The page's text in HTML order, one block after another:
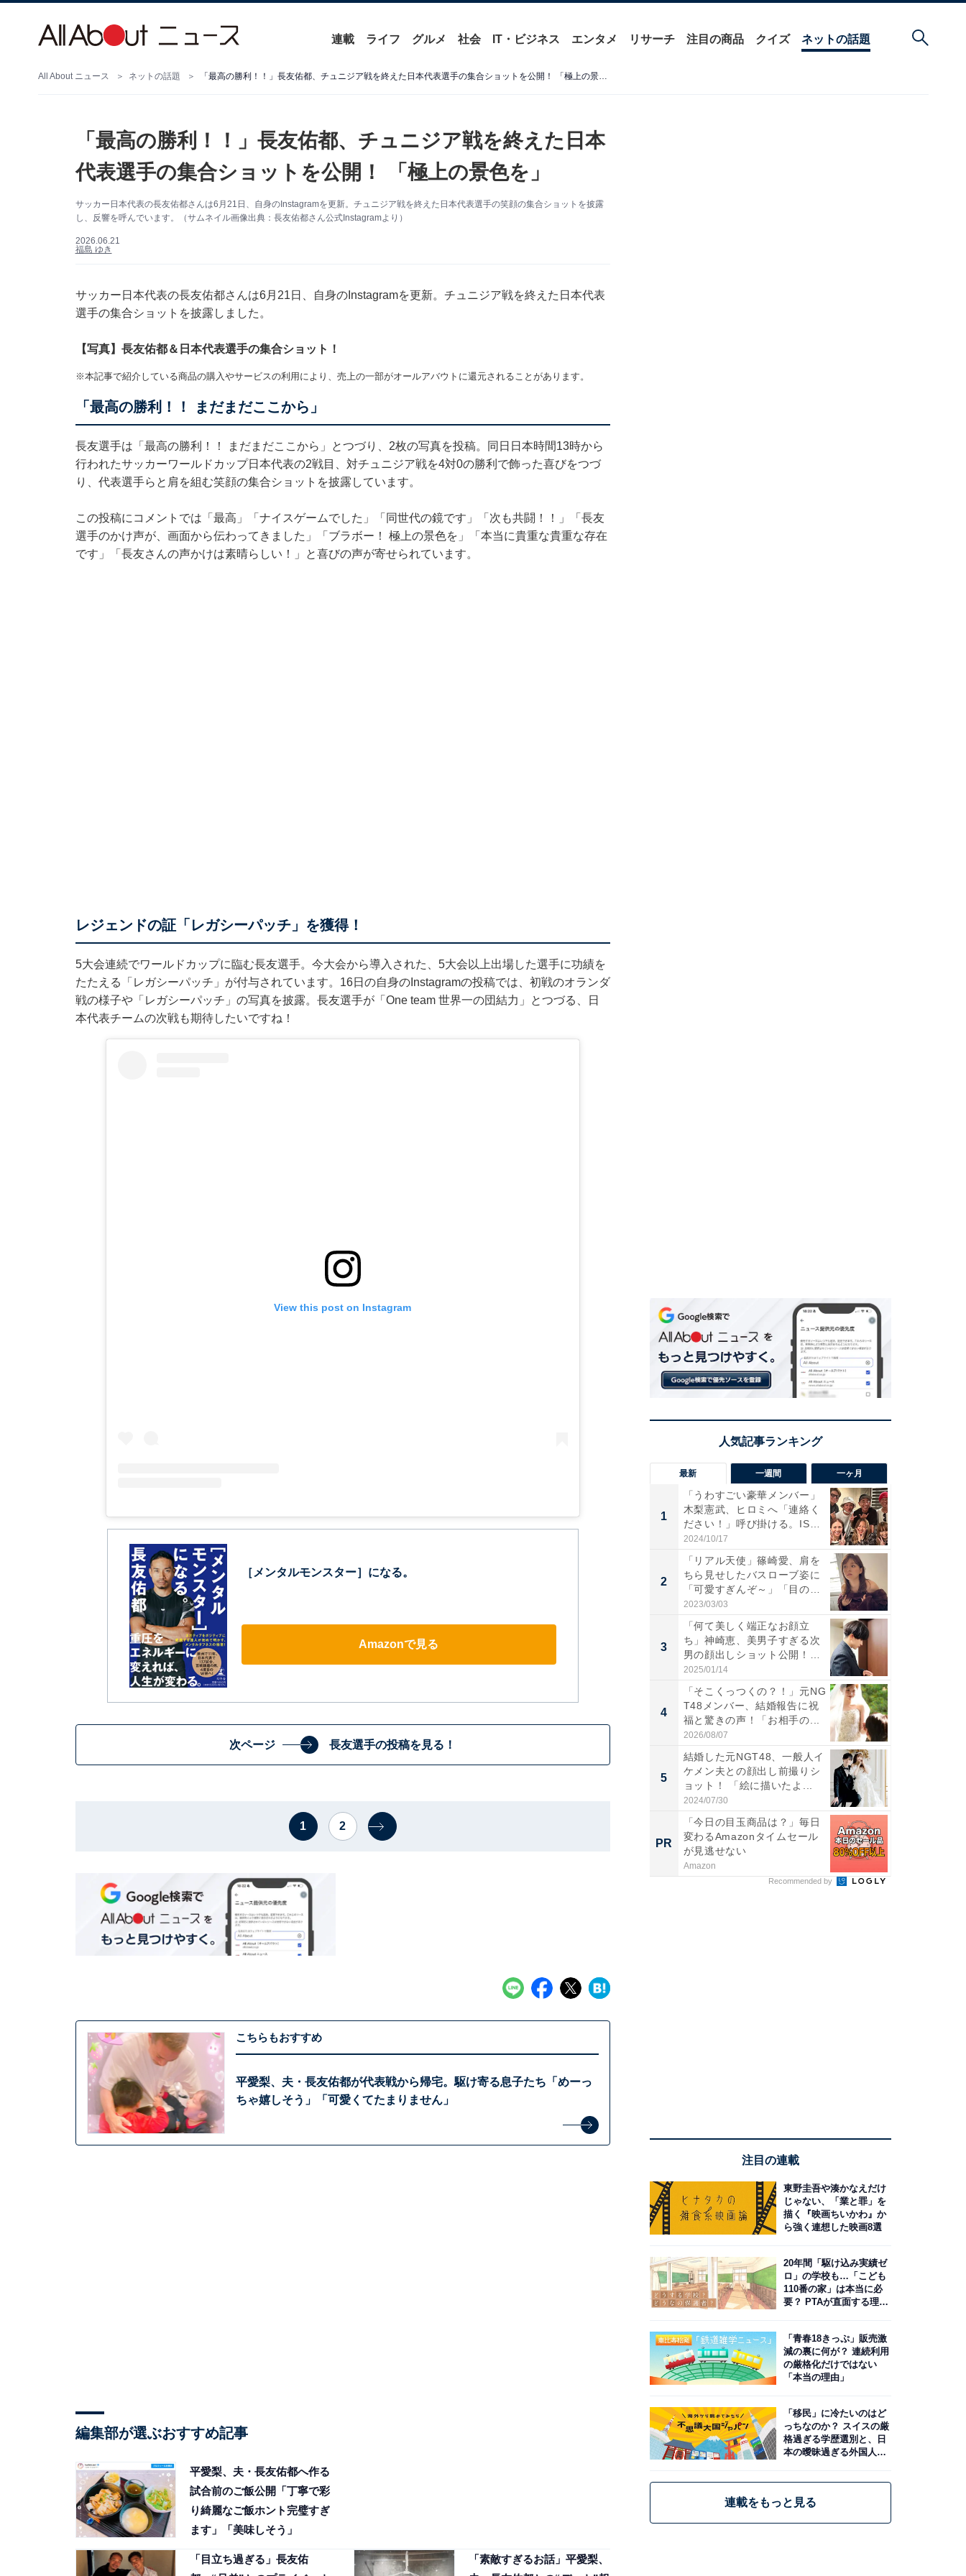
連載 ライフ グルメ 社会 IT・ビジネス エンタメ リサーチ 注目の商品 クイズ ネットの話題
All About ニュース ネットの話題 「最高の勝利！！」長友佑都、チュニジア戦を終えた日本代表選手の集合ショットを公開！ 「極上の景色を」
「最高の勝利！！」長友佑都、チュニジア戦を終えた日本
代表選手の集合ショットを公開！ 「極上の景色を」
サッカー日本代表の長友佑都さんは6月21日、自身のInstagramを更新。チュニジア戦を終えた日本代表選手の笑顔の集合ショットを披露
し、反響を呼んでいます。（サムネイル画像出典：長友佑都さん公式Instagramより）
2026.06.21
福島 ゆき
サッカー日本代表の長友佑都さんは6月21日、自身のInstagramを更新。チュニジア戦を終えた日本代表
選手の集合ショットを披露しました。
【写真】長友佑都＆日本代表選手の集合ショット！
※本記事で紹介している商品の購入やサービスの利用により、売上の一部がオールアバウトに還元されることがあります。
「最高の勝利！！ まだまだここから」
長友選手は「最高の勝利！！ まだまだここから」とつづり、2枚の写真を投稿。同日日本時間13時から
行われたサッカーワールドカップ日本代表の2戦目、対チュニジア戦を4対0の勝利で飾った喜びをつづ
り、代表選手らと肩を組む笑顔の集合ショットを披露しています。
この投稿にコメントでは「最高」「ナイスゲームでした」「同世代の鏡です」「次も共闘！！」「長友
選手のかけ声が、画面から伝わってきました」「ブラボー！ 極上の景色を」「本当に貴重な貴重な存在
です」「長友さんの声かけは素晴らしい！」と喜びの声が寄せられています。
レジェンドの証「レガシーパッチ」を獲得！
5大会連続でワールドカップに臨む長友選手。今大会から導入された、5大会以上出場した選手に功績を
たたえる「レガシーパッチ」が付与されています。16日の自身のInstagramの投稿では、初戦のオランダ
戦の様子や「レガシーパッチ」の写真を披露。長友選手が「One team 世界一の団結力」とつづる、日
本代表チームの次戦も期待したいですね！
View this post on Instagram
［メンタルモンスター］になる。
Amazonで見る
次ページ 長友選手の投稿を見る！
1 2
こちらもおすすめ
平愛梨、夫・長友佑都が代表戦から帰宅。駆け寄る息子たち「めーっ
ちゃ嬉しそう」「可愛くてたまりません」
編集部が選ぶおすすめ記事
平愛梨、夫・長友佑都へ作る
試合前のご飯公開「丁寧で彩
り綺麗なご飯ホント完璧すぎ
ます」「美味しそう」
「目立ち過ぎる」長友佑
「素敵すぎるお話」平愛梨、
最新 一週間 一ヶ月
1
「うわすごい豪華メンバー」
木梨憲武、ヒロミへ「連絡く
ださい！」呼び掛ける。IS
S...
2024/10/17
2
「リアル天使」篠崎愛、肩を
ちら見せしたバスローブ姿に
「可愛すぎんぞ～」「目の表
情...
2023/03/03
3
「何て美しく端正なお顔立
ち」神崎恵、美男子すぎる次
男の顔出しショット公開！
「め...
2025/01/14
4
「そこくっつくの？！」元NG
T48メンバー、結婚報告に祝
福と驚きの声！「お相手の...
2026/08/07
5
結婚した元NGT48、一般人イ
ケメン夫との顔出し前撮りシ
ョット！ 「絵に描いたよ...
2024/07/30
PR
「今日の目玉商品は？」毎日
変わるAmazonタイムセール
が見逃せない
Amazon
Recommended by
注目の連載
東野圭吾や湊かなえだけ
じゃない、「業と罪」を
描く『映画ちいかわ』か
ら強く連想した映画8選
20年間「駆け込み実績ゼ
ロ」の学校も…「こども
110番の家」は本当に必
要？ PTAが直面する理想
「青春18きっぷ」販売激
減の裏に何が？ 連続利用
の厳格化だけではない
「本当の理由」
「移民」に冷たいのはど
っちなのか？ スイスの厳
格過ぎる学歴選別と、日
本の曖昧過ぎる外国人政
連載をもっと見る